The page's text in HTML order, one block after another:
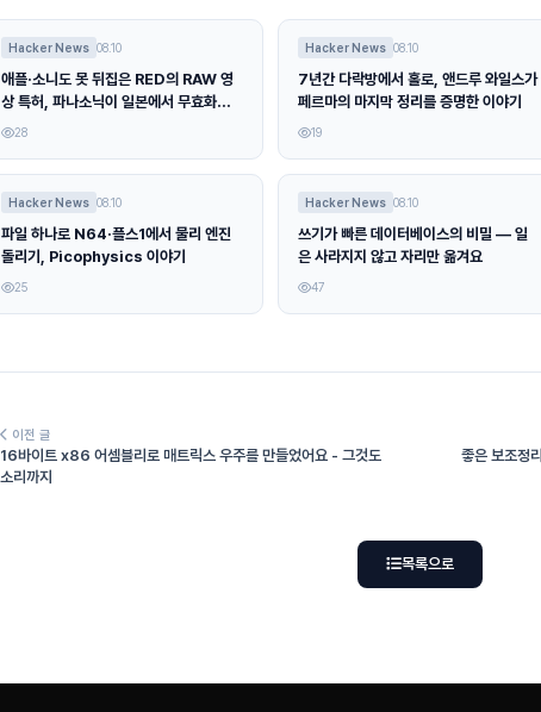
Hacker News 08.10
애플·소니도 못 뒤집은 RED의 RAW 영
상 특허, 파나소닉이 일본에서 무효화했어
요 28
Hacker News 08.10
7년간 다락방에서 홀로, 앤드루 와일스가
페르마의 마지막 정리를 증명한 이야기
19
Hacker News 08.10
파일 하나로 N64·플스1에서 물리 엔진
돌리기, Picophysics 이야기
25
Hacker News 08.10
쓰기가 빠른 데이터베이스의 비밀 — 일
은 사라지지 않고 자리만 옮겨요
47
이전 글
16바이트 x86 어셈블리로 매트릭스 우주를 만들었어요 - 그것도
소리까지
좋은 보조정
목록으로